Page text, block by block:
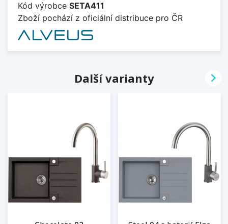
Kód výrobce SETA411
Zboží pochází z oficiální distribuce pro ČR
Další varianty 